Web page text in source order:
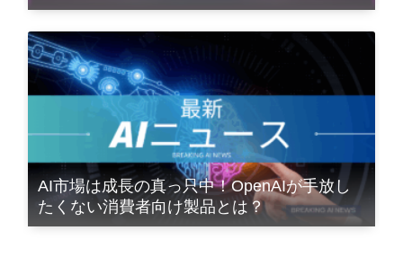
AI市場は成長の真っ只中！OpenAIが手放し
たくない消費者向け製品とは？